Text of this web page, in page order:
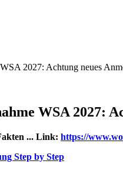
2027: Achtung neues
WSA 2027:
... Link: https://
Step by Step